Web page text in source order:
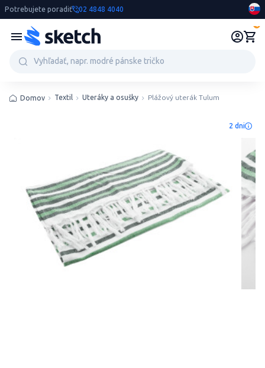
Potrebujete poradiť 02 4848 4040
Domov Textil Uteráky a osušky Plážový uterák Tulum
2 dni